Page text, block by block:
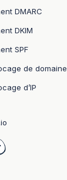
DMARC
DKIM
SPF
de domaine
d’IP